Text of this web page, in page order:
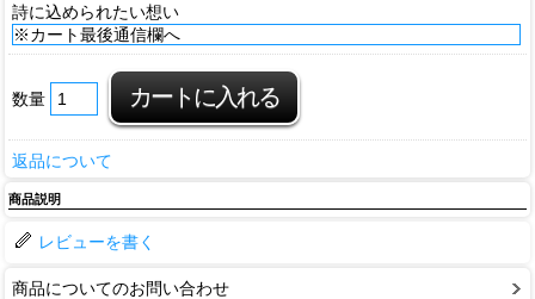
詩に込められたい想い
数量
返品について
商品説明
レビューを書く
商品についてのお問い合わせ